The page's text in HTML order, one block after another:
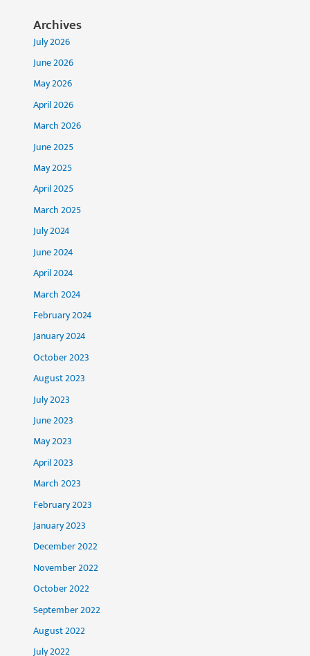
Archives
July 2026
June 2026
May 2026
April 2026
March 2026
June 2025
May 2025
April 2025
March 2025
July 2024
June 2024
April 2024
March 2024
February 2024
January 2024
October 2023
August 2023
July 2023
June 2023
May 2023
April 2023
March 2023
February 2023
January 2023
December 2022
November 2022
October 2022
September 2022
August 2022
July 2022